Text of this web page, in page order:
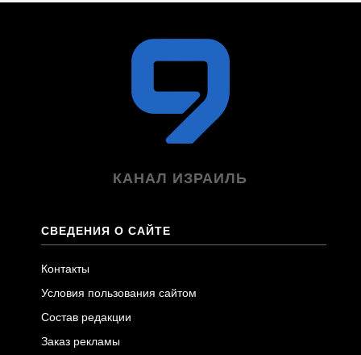
КАНАЛ ИЗРАИЛЬ
СВЕДЕНИЯ О САЙТЕ
Контакты
Условия пользования сайтом
Состав редакции
Заказ рекламы